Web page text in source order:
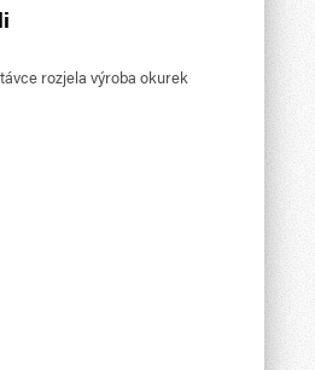
rozjela výroba okurek